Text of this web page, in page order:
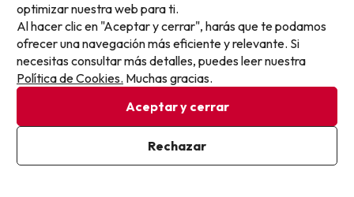
menos.
Apúntate y que el próximo no se te escape.
Pon tu mejor e-mail
Ya estoy suscrito
Al suscribirte, confirmas haber leído y estar de acuerdo con la
Sobre Buscounchollo.com
¿Quiénes somos?
Buscounchollo en los medios
Top destinos
Hoteles Andalucía
Top viajes destacados
optimizar nuestra web para ti.
Al hacer clic en "Aceptar y cerrar", harás que te podamos
ofrecer una navegación más eficiente y relevante. Si
necesitas consultar más detalles, puedes leer nuestra
Política de Cookies. Muchas gracias.
Aceptar y cerrar
Rechazar